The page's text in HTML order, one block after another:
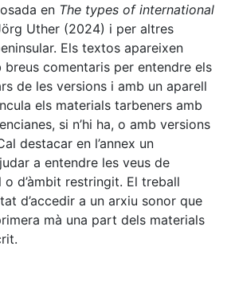
en The types of international
Uther (2024) i per altres
Els textos apareixen
comentaris per entendre els
de les versions i amb un aparell
els materials tarbeners amb
si n’hi ha, o amb versions
destacar en l’annex un
a entendre les veus de
d’àmbit restringit. El treball
d’accedir a un arxiu sonor que
mà una part dels materials